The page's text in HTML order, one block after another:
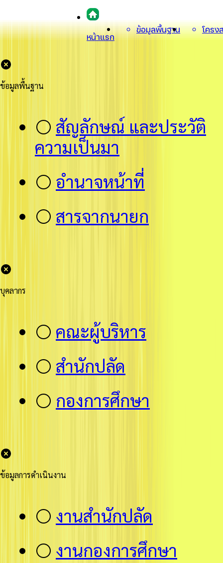
หน้าแรก
ข้อมูลพื้นฐาน โครง
ข้อมูลพื้นฐาน
⚪ สัญลักษณ์ และประวัติ
ความเป็นมา
⚪ อำนาจหน้าที่
⚪ สารจากนายก
บุคลากร
⚪ คณะผู้บริหาร
⚪ สำนักปลัด
⚪ กองการศึกษา
ข้อมูลการดำเนินงาน
⚪ งานสำนักปลัด
⚪ งานกองการศึกษา